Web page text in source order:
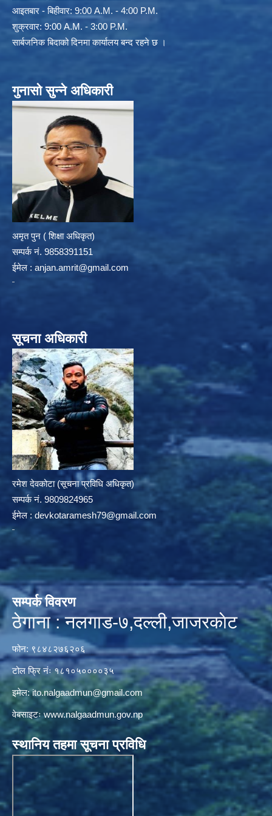
आइतबार - बिहीवार: 9:00 A.M. - 4:00 P.M.
शुक्रवार: 9:00 A.M. - 3:00 P.M.
सार्बजनिक बिदाको दिनमा कार्यालय बन्द रहने छ ।
गुनासो सुन्ने अधिकारी
अमृत पुन ( शिक्षा अधिकृत)
सम्पर्क न‌ं. 9858391151
ईमेल : anjan.amrit@gmail.com
सूचना अधिकारी
रमेश देवकोटा (सूचना प्रविधि अधिकृत)
सम्पर्क न‌ं. 9809824965
ईमेल : devkotaramesh79@gmail.com
सम्पर्क विवरण
ठेगाना : नलगाड-७,दल्ली,जाजरकाेट
फोन: ९८४८२७६२०६
टोल फ्रि नंः १८१०५००००३५
इमेल:ito.nalgaadmun@gmail.com
वेबसाइटःwww.nalgaadmun.gov.np
स्थानिय तहमा सूचना प्रविधि